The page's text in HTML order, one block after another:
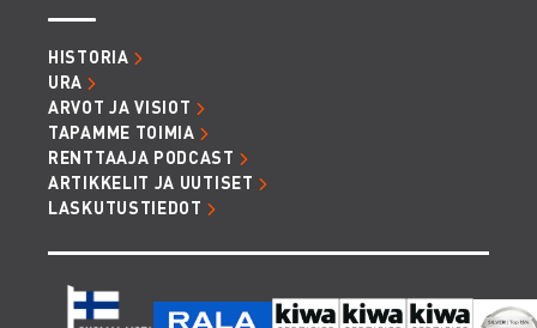
HISTORIA
URA
ARVOT JA VISIOT
TAPAMME TOIMIA
RENTTAAJA PODCAST
ARTIKKELIT JA UUTISET
LASKUTUSTIEDOT